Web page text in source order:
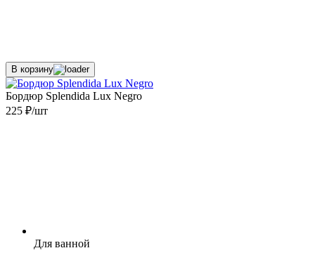
В корзину
Бордюр Splendida Lux Negro
225 ₽/шт
Для ванной